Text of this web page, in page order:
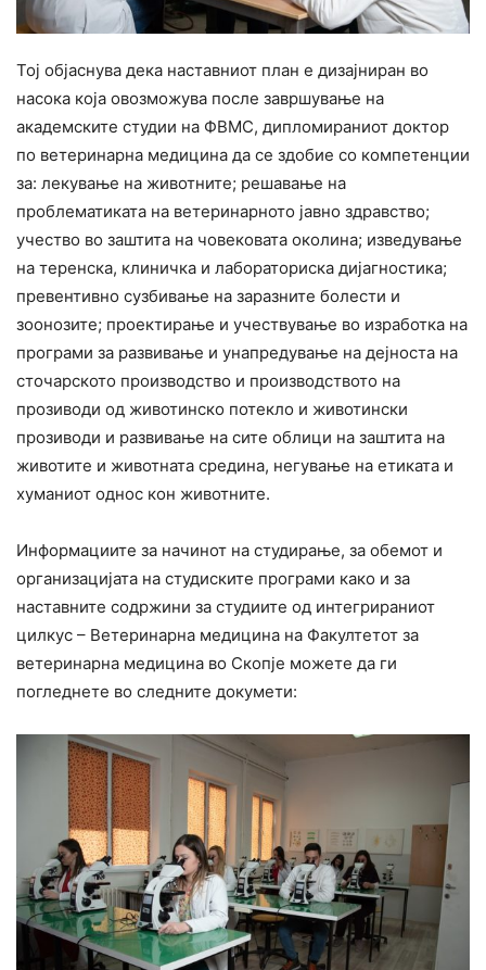
Тој објаснува дека наставниот план е дизајниран во
насока која овозможува после завршување на
академските студии на ФВМС, дипломираниот доктор
по ветеринарна медицина да се здобие со компетенции
за: лекување на животните; решавање на
проблематиката на ветеринарното јавно здравство;
учество во заштита на човековата околина; изведување
на теренска, клиничка и лабораториска дијагностика;
превентивно сузбивање на заразните болести и
зоонозите; проектирање и учествување во изработка на
програми за развивање и унапредување на дејноста на
сточарското производство и производството на
прозиводи од животинско потекло и животински
прозиводи и развивање на сите облици на заштита на
животите и животната средина, негување на етиката и
хуманиот однос кон животните.
Информациите за начинот на студирање, за обемот и
организацијата на студиските програми како и за
наставните содржини за студиите од интегрираниот
цилкус – Ветеринарна медицина на Факултетот за
ветеринарна медицина во Скопје можете да ги
погледнете во следните докумети: